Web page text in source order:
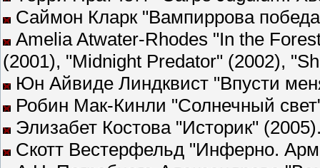
Саймон Кларк "Вампиррова
Amelia Atwater-Rhodes "In the
(2001), "Midnight Predator" (2002),
Юн Айвиде Линдквист "Впусти
Робин Мак-Кинли "Солнечный
Элизабет Костова "Историк"
Скотт Вестерфельд "Инферно.